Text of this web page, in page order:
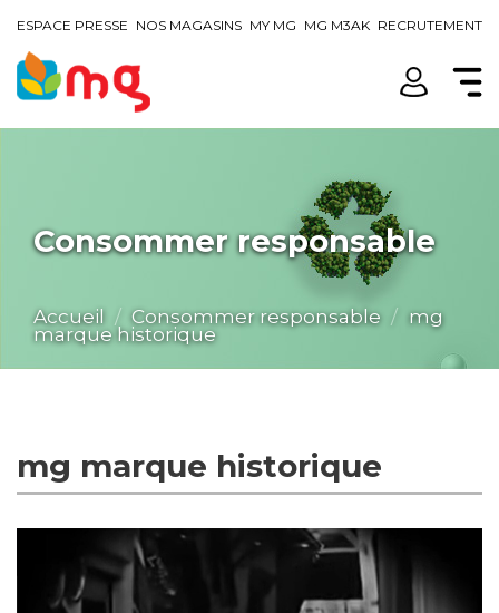
ESPACE PRESSE NOS MAGASINS MY MG MG M3AK RECRUTEMENT
Accueil Consommer responsable mg
marque historique
mg marque historique
Consommer responsable